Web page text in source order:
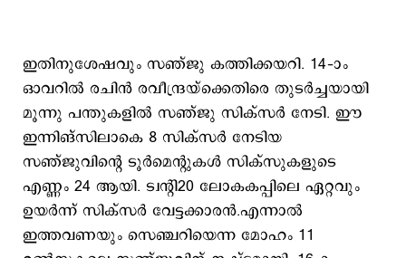
ഇതിനുശേഷവും സഞ്ജു കത്തിക്കയറി. 14–ാം
ഓവറിൽ രചിൻ രവീന്ദ്രയ്ക്കെതിരെ തുടർച്ചയായി
മൂന്നു പന്തുകളിൽ സഞ്ജു സിക്സർ നേടി. ഈ
ഇന്നിങ്സിലാകെ 8 സിക്സർ നേടിയ
സഞ്ജുവിന്റെ ടൂർമെന്റുകൾ സിക്സുകളുടെ
എണ്ണം 24 ആയി. ട്വന്റി20 ലോകകപ്പിലെ ഏറ്റവും
ഉയർന്ന് സിക്സർ വേട്ടക്കാരൻ.എന്നാൽ
ഇത്തവണയും സെഞ്ചറിയെന്ന മോഹം 11